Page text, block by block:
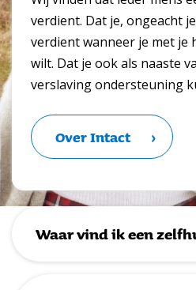
verdient. Dat je, ongeacht
verdient wanneer je met je
wilt. Dat je ook als naaste
verslaving ondersteuning
Over Intact
Waar vind ik een